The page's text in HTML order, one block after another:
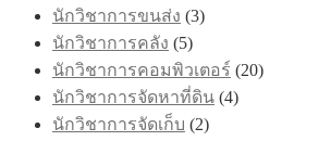
นักวิชาการขนส่ง (3)
นักวิชาการคลัง (5)
นักวิชาการคอมพิวเตอร์ (20)
นักวิชาการจัดหาที่ดิน (4)
นักวิชาการจัดเก็บ (2)